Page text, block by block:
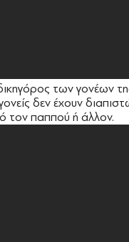
των γονέων
δεν έχουν
τον παππού ή άλλον.